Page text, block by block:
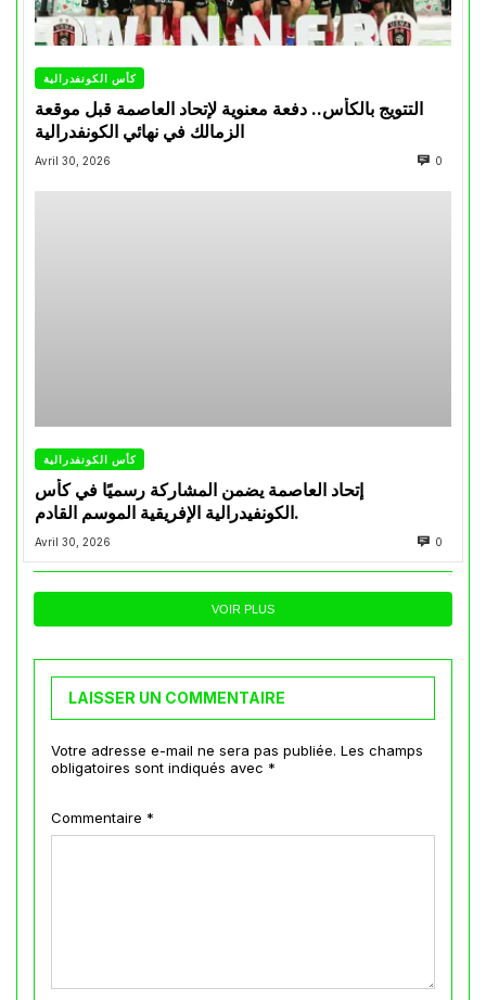
كأس الكونفدرالية
التتويج بالكأس.. دفعة معنوية لإتحاد العاصمة قبل موقعة
الزمالك في نهائي الكونفدرالية
Avril 30, 2026 0
كأس الكونفدرالية
إتحاد العاصمة يضمن المشاركة رسميًا في كأس
الكونفيدرالية الإفريقية الموسم القادم.
Avril 30, 2026 0
VOIR PLUS
LAISSER UN COMMENTAIRE
Votre adresse e-mail ne sera pas publiée. Les champs
obligatoires sont indiqués avec *
Commentaire *